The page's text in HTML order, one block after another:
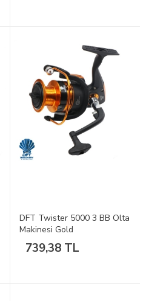
DFT Twister 5000 3 BB Olta
Makinesi Gold
739,38 TL